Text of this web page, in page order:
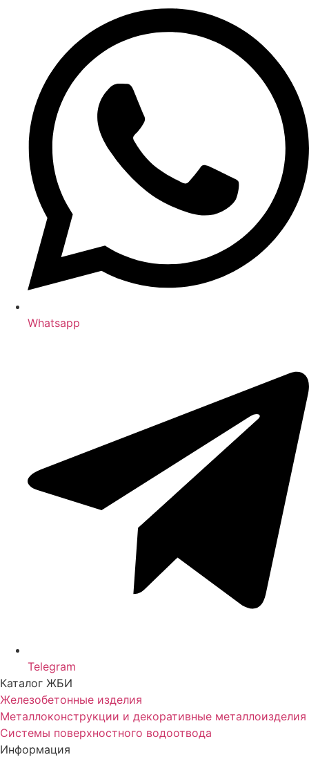
Whatsapp
Telegram
Каталог ЖБИ
Железобетонные изделия
Металлоконструкции и декоративные металлоизделия
Системы поверхностного водоотвода
Информация